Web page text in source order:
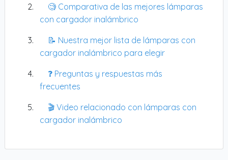
🧐 Comparativa de las mejores lámparas
con cargador inalámbrico
📝 Nuestra mejor lista de lámparas con
cargador inalámbrico para elegir
❓ Preguntas y respuestas más
frecuentes
🎬 Video relacionado con lámparas con
cargador inalámbrico